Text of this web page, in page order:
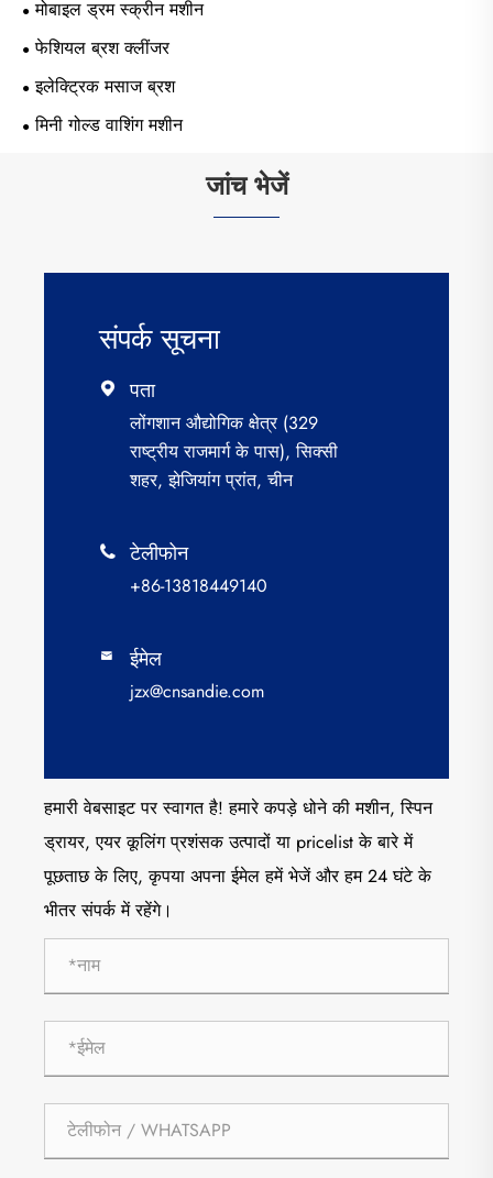
मोबाइल ड्रम स्क्रीन मशीन
फेशियल ब्रश क्लींजर
इलेक्ट्रिक मसाज ब्रश
मिनी गोल्ड वाशिंग मशीन
जांच भेजें
संपर्क सूचना
 पता
लोंगशान औद्योगिक क्षेत्र (329
राष्ट्रीय राजमार्ग के पास), सिक्सी
शहर, झेजियांग प्रांत, चीन
 टेलीफोन
+86-13818449140
 ईमेल
jzx@cnsandie.com
हमारी वेबसाइट पर स्वागत है! हमारे कपड़े धोने की मशीन, स्पिन
ड्रायर, एयर कूलिंग प्रशंसक उत्पादों या pricelist के बारे में
पूछताछ के लिए, कृपया अपना ईमेल हमें भेजें और हम 24 घंटे के
भीतर संपर्क में रहेंगे।